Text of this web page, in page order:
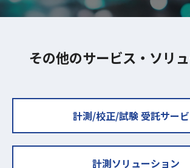
その他のサービス・ソリ
計測/校正/試験 受託サー
計測ソリューション